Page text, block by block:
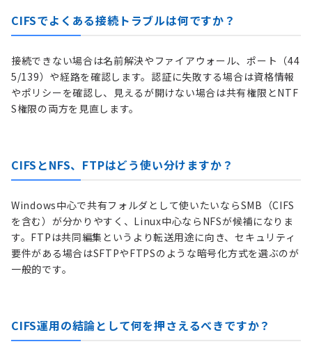
CIFSでよくある接続トラブルは何ですか？
接続できない場合は名前解決やファイアウォール、ポート（44
5/139）や経路を確認します。認証に失敗する場合は資格情報
やポリシーを確認し、見えるが開けない場合は共有権限とNTF
S権限の両方を見直します。
CIFSとNFS、FTPはどう使い分けますか？
Windows中心で共有フォルダとして使いたいならSMB（CIFS
を含む）が分かりやすく、Linux中心ならNFSが候補になりま
す。FTPは共同編集というより転送用途に向き、セキュリティ
要件がある場合はSFTPやFTPSのような暗号化方式を選ぶのが
一般的です。
CIFS運用の結論として何を押さえるべきですか？